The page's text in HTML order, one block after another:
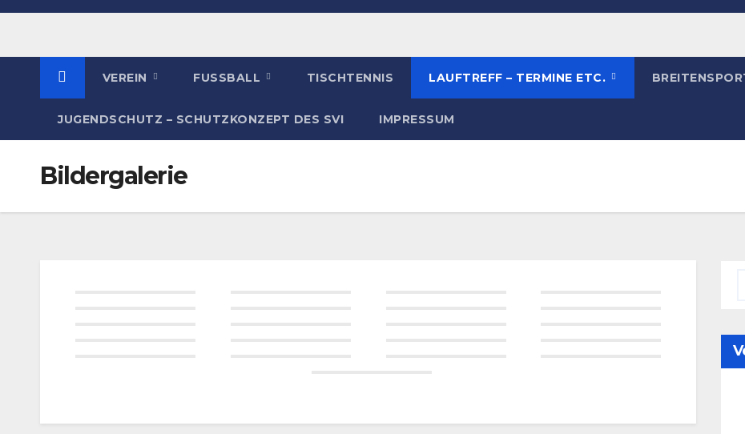
VEREIN FUSSBALL TISCHTENNIS LAUFTREFF – TERMINE ETC.
JUGENDSCHUTZ – SCHUTZKONZEPT DES SVI IMPRESSUM
Bildergalerie